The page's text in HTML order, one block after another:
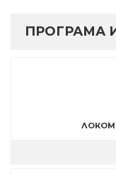
ПРОГРАМА